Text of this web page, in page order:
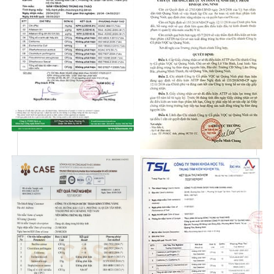
và chất liệu gỗ thông cao cấp, tượng trưng cho sự
vững chắc và trường tồn, cùng với chúc mừng với
câu chúc “Bình An" mang đến sự bình yên và may
mắn cho khởi đầu mới. Thiệp chúc mừng với cảnh
sắc thiên nhiên, gợi nhớ đến không khí tươi vui của
ngày Tết. Những đường nét mềm mại cùng cách bố
trí hình ảnh hài hòa tạo nên sự sang trọng, thanh
thoát, và đậm chất văn hóa Á Đông.
🎉Thành phần quà tặng sức khỏe cao cấp
Xuân Đáo Bình An không chỉ ấn tượng về mặt hình
thức mà còn bởi những món quà bên trong vô cùng
giá trị và bổ dưỡng, với các sản phẩm:
02 Hũ Yến Saffron Đông Trùng Hạ Thảo
(70ml):Sự kết hợp giữa yến sào - một trong
những thực phẩm bổ dưỡng nhất, và Đông
Trùng Hạ Thảo - "vàng mười" của sức khỏe,
cùng saffron - "vàng đỏ" của dược liệu, tạo nên